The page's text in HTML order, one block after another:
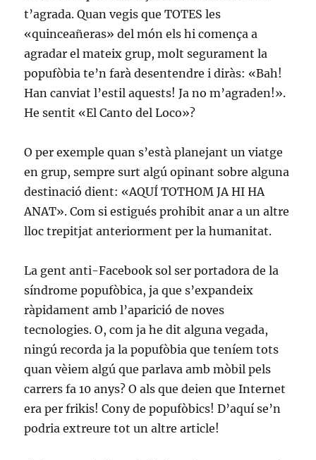
t’agrada. Quan vegis que TOTES les
«quinceañeras» del món els hi comença a
agradar el mateix grup, molt segurament la
popufòbia te’n farà desentendre i diràs: «Bah!
Han canviat l’estil aquests! Ja no m’agraden!».
He sentit «El Canto del Loco»?
O per exemple quan s’està planejant un viatge
en grup, sempre surt algú opinant sobre alguna
destinació dient: «AQUÍ TOTHOM JA HI HA
ANAT». Com si estigués prohibit anar a un altre
lloc trepitjat anteriorment per la humanitat.
La gent anti-Facebook sol ser portadora de la
síndrome popufòbica, ja que s’expandeix
ràpidament amb l’aparició de noves
tecnologies. O, com ja he dit alguna vegada,
ningú recorda ja la popufòbia que teníem tots
quan vèiem algú que parlava amb mòbil pels
carrers fa 10 anys? O als que deien que Internet
era per frikis! Cony de popufòbics! D’aquí se’n
podria extreure tot un altre article!